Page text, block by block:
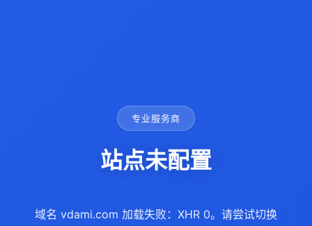
专业服务商
站点未配置
域名 vdami.com 加载失败：XHR 0。请尝试切换